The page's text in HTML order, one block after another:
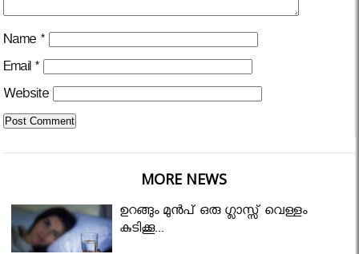
Name *
Email *
Website
MORE NEWS
ഉറങ്ങും മുന്‍പ് ഒരു ഗ്ലാസ്സ് വെള്ളം
കുടിക്കൂ...